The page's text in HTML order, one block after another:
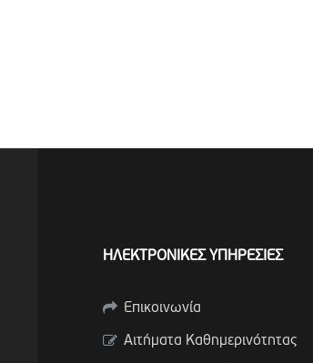
ΗΛΕΚΤΡΟΝΙΚΕΣ ΥΠΗΡΕΣΙΕΣ
Επικοινωνία
Αιτήματα Καθημερινότητας